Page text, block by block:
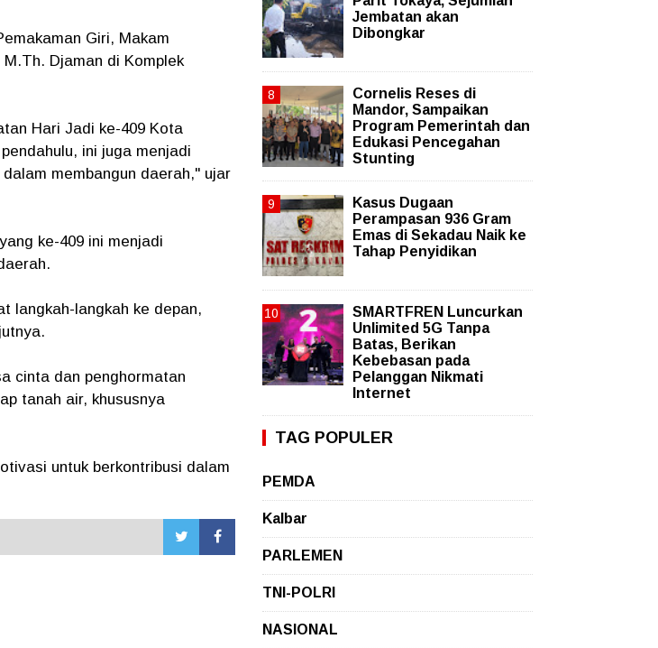
Giri, Makam
Djaman di Komplek
Hari Jadi ke-409 Kota
ini juga menjadi
membangun daerah," ujar
ke-409 ini menjadi
langkah-langkah ke depan,
cinta dan penghormatan
tanah air, khususnya
untuk berkontribusi dalam
Jembatan akan
Dibongkar
Cornelis Reses di
Mandor, Sampaikan
Program Pemerintah dan
Edukasi Pencegahan
Stunting
Kasus Dugaan
Perampasan 936 Gram
Emas di Sekadau Naik ke
Tahap Penyidikan
SMARTFREN Luncurkan
Unlimited 5G Tanpa
Batas, Berikan
Kebebasan pada
Pelanggan Nikmati
Internet
TAG POPULER
PEMDA
Kalbar
PARLEMEN
TNI-POLRI
NASIONAL